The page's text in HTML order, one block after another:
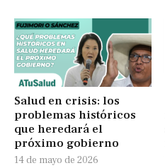
Salud en crisis: los
problemas históricos
que heredará el
próximo gobierno
14 de mayo de 2026